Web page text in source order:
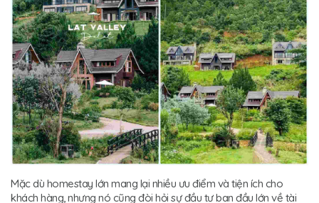
Mặc dù homestay lớn mang lại nhiều ưu điểm và tiện ích cho
khách hàng, nhưng nó cũng đòi hỏi sự đầu tư ban đầu lớn về tài